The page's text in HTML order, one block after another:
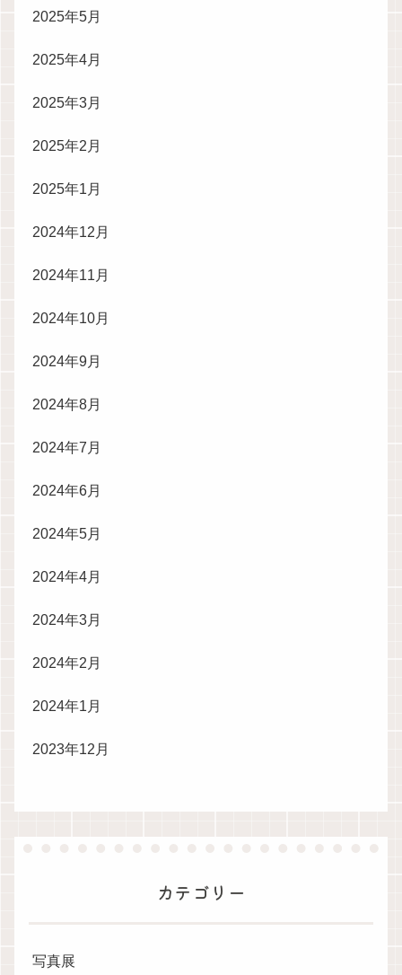
2025年5月
2025年4月
2025年3月
2025年2月
2025年1月
2024年12月
2024年11月
2024年10月
2024年9月
2024年8月
2024年7月
2024年6月
2024年5月
2024年4月
2024年3月
2024年2月
2024年1月
2023年12月
カテゴリー
写真展